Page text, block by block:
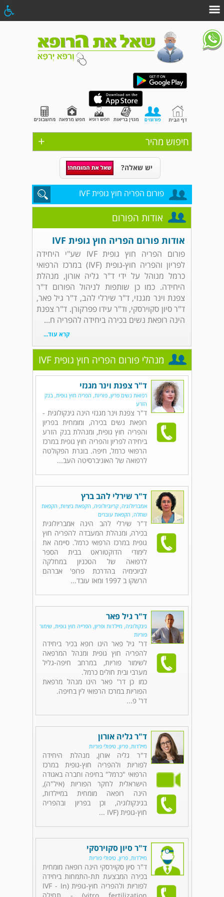
+ חיפוש מהיר
יש שאלה?
פורום הפריה חוץ גופית IVF
אודות הפורום
אודות פורום הפריה חוץ גופית IVF
פורום הפריה חוץ גופית IVF שע"י היחידה
לפריון והפריה חוץ-גופית (IVF) במרכז הרפואי
כרמל מנוהל על ידי ד"ר גליה אורון, מנהלת
היחידה. כמו כן שותפות לניהול הפורום ד"ר
צפנת וינר מגנזי, ד"ר שירלי להב, ד"ר גיל פאר,
ד"ר סיון סקוירסקי, וד"ר עידו פפרקורן. ד"ר צפנת
הינה רופאת נשים בכירה ביחידה להפריה ח...
קרא עוד...
מנהלי פורום הפריה חוץ גופית IVF
ד"ר צפנת וינר מגנזי
רפואת נשים פריון, פוריות, הפריה חוץ גופית, בנק
הזרע
ד"ר צפנת וינר מגנזי הינה גינקולוגית -
רופאת נשים בכירה, ומומחית בפריון
והפריה חוץ גופית, ומנהלת בנק הזרע
ביחידה לפריון והפריה חוץ גופית במרכז
הרפואי כרמל, חיפה. בוגרת הפקולטה
לרפואה של האוניברסיטה העב...
ד"ר שירלי להב ברץ
אמבריולוגיה, קריוביולוגיה, הקפאת ביציות, הקפאת
שחלה, הקפאת עוברים
ד"ר שירלי להב הינה אמבריולוגית
בכירה, ומנהלת המעבדה להפריה חוץ
גופית במרכז הרפואי כרמל. סיימה את
לימודי הדוקטוראט בבית הספר
לרפואה של הטכניון במחלקה
לביוכימיה בהדרכת פרופ' אברהם
הרשקו ב 1997 ומאז עובד...
ד"ר גיל פאר
גינקולוגיה, מיילדות ופריון, הפרייה חוץ גופית, שימור
פוריות
דר' גיל פאר הינו רופא בכיר ביחידה
להפריה חוץ גופית ומנהל המרפאה
לשימור פוריות, במרחב חיפה-גליל
מערבי ובית חולים כרמל.
כמו כן דר' פאר הינו מנהל מרפאת
הפוריות במרכז הרפואי לין בחיפה.
דר' פ...
ד"ר גליה אורון
מיילדות, פריון, טיפולי פוריות
ד"ר גליה אורון, מנהלת היחידה
לפוריות ולהפריה חוץ-גופית במרכז
הרפואי "כרמל" בחיפה וחברה באגודה
הישראלית לחקר הפוריות (איל"ה),
הינה רופאה מומחית במיילדות,
בגינקולוגיה, וכן בפריון ובהפריה
חוץ-גופית (IVF ...
ד"ר סיון סקוירסקי
מיילדות, פריון, טיפולי פוריות
ד"ר סיון סקוירסקי הינה רופאה מומחית
בכירה המבצעת תת-התמחות ביחידה
לפוריות ולהפריה חוץ-גופית (IVF - In